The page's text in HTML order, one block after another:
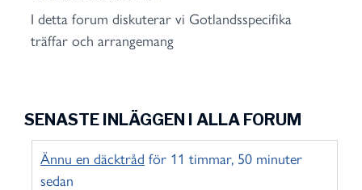
I detta forum diskuterar vi Gotlandsspecifika
träffar och arrangemang
SENASTE INLÄGGEN I ALLA FORUM
Ännu en däcktråd för 11 timmar, 50 minuter
sedan